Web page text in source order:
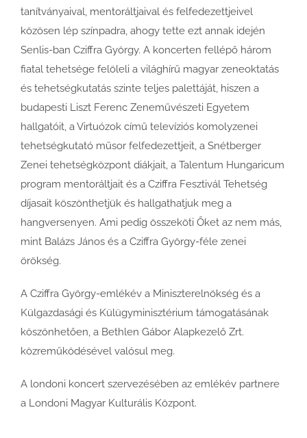
tanítványaival, mentoráltjaival és felfedezettjeivel
közösen lép színpadra, ahogy tette ezt annak idején
Senlis-ban Cziffra György. A koncerten fellépő három
fiatal tehetsége felöleli a világhírű magyar zeneoktatás
és tehetségkutatás szinte teljes palettáját, hiszen a
budapesti Liszt Ferenc Zeneművészeti Egyetem
hallgatóit, a Virtuózok című televíziós komolyzenei
tehetségkutató műsor felfedezettjeit, a Snétberger
Zenei tehetségközpont diákjait, a Talentum Hungaricum
program mentoráltjait és a Cziffra Fesztivál Tehetség
díjasait köszönthetjük és hallgathatjuk meg a
hangversenyen. Ami pedig összeköti Őket az nem más,
mint Balázs János és a Cziffra György-féle zenei
örökség.
A Cziffra György-emlékév a Miniszterelnökség és a
Külgazdasági és Külügyminisztérium támogatásának
köszönhetően, a Bethlen Gábor Alapkezelő Zrt.
közreműködésével valósul meg.
A londoni koncert szervezésében az emlékév partnere
a Londoni Magyar Kulturális Központ.